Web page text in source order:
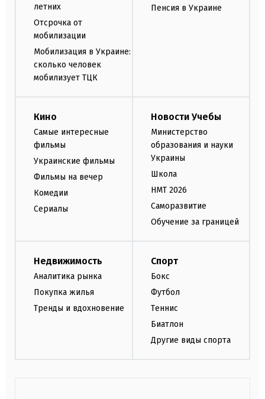
летних
Отсрочка от
мобилизации
Мобилизация в Украине:
сколько человек
мобилизует ТЦК
Пенсия в Украине
Кино
Самые интересные
фильмы
Украинские фильмы
Фильмы на вечер
Комедии
Сериалы
Новости Учебы
Министерство
образования и науки
Украины
Школа
НМТ 2026
Саморазвитие
Обучение за границей
Недвижимость
Аналитика рынка
Покупка жилья
Тренды и вдохновение
Спорт
Бокс
Футбол
Теннис
Биатлон
Другие виды спорта